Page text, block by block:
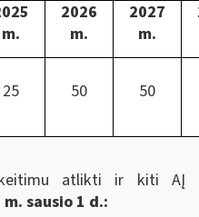
m.
2026
m.
2027
m.
25 50 50
atlikti ir kiti AĮ
sausio 1 d.: